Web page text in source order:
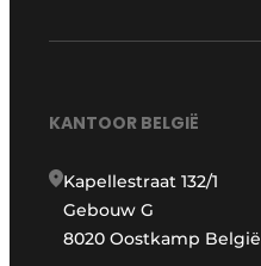
KANTOOR BELGIË
Kapellestraat 132/1
Gebouw G
8020 Oostkamp België